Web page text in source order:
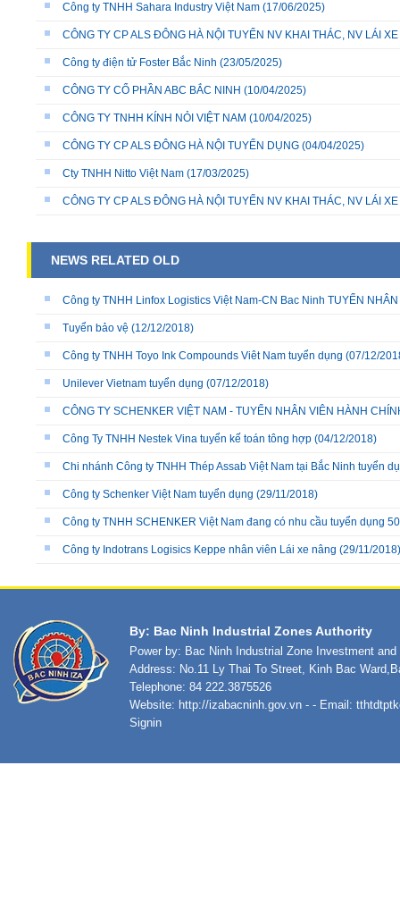
Công ty TNHH Sahara Industry Việt Nam (17/06/2025)
CÔNG TY CP ALS ĐÔNG HÀ NỘI TUYỂN NV KHAI THÁC, NV LÁI
Công ty điện tử Foster Bắc Ninh (23/05/2025)
CÔNG TY CỔ PHẦN ABC BẮC NINH (10/04/2025)
CÔNG TY TNHH KÍNH NỎI VIỆT NAM (10/04/2025)
CÔNG TY CP ALS ĐÔNG HÀ NỘI TUYỂN DỤNG (04/04/2025)
Cty TNHH Nitto Việt Nam (17/03/2025)
CÔNG TY CP ALS ĐÔNG HÀ NỘI TUYỂN NV KHAI THÁC, NV LÁI
NEWS RELATED OLD
Công ty TNHH Linfox Logistics Việt Nam-CN Bac Ninh TUYỂN
Tuyển bảo vệ (12/12/2018)
Công ty TNHH Toyo Ink Compounds Viêt Nam tuyển dụng (07/12/
Unilever Vietnam tuyển dụng (07/12/2018)
CÔNG TY SCHENKER VIỆT NAM - TUYỂN NHÂN VIÊN HÀNH
Công Ty TNHH Nestek Vina tuyển kế toán tông hợp (04/12/2018)
Chi nhánh Công ty TNHH Thép Assab Việt Nam tại Bắc Ninh tuyển
Công ty Schenker Việt Nam tuyển dụng (29/11/2018)
Công ty TNHH SCHENKER Việt Nam đang có nhu cầu tuyển dụng
Công ty Indotrans Logisics Keppe nhân viên Lái xe nâng (29/11/2018)
By: Bac Ninh Industrial Zones Authority
Power by: Bac Ninh Industrial Zone Investment
Address: No.11 Ly Thai To Street, Kinh Bac
Telephone: 84 222.3875526
Website: http://izabacninh.gov.vn - - Email:
Signin